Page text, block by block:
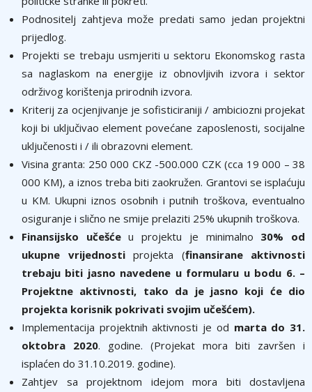
Podnositelj zahtjeva može predati samo jedan projektni
prijedlog.
Projekti se trebaju usmjeriti u sektoru Ekonomskog rasta
sa naglaskom na energije iz obnovljivih izvora i sektor
održivog korištenja prirodnih izvora.
Kriterij za ocjenjivanje je sofisticiraniji / ambiciozni projekat
koji bi uključivao element povećane zaposlenosti, socijalne
uključenosti i / ili obrazovni element.
Visina granta: 250 000 CKZ -500.000 CZK (cca 19 000 – 38
000 KM), a iznos treba biti zaokružen. Grantovi se isplaćuju
u KM. Ukupni iznos osobnih i putnih troškova, eventualno
osiguranje i slično ne smije prelaziti 25% ukupnih troškova.
Finansijsko učešćeu projektu je minimalno 30% od
ukupne vrijednostiprojekta (finansirane aktivnosti
trebaju biti jasno navedene u formularu u bodu 6. –
Projektne aktivnosti, tako da je jasno koji će dio
projekta korisnik pokrivati svojim učešćem).
Implementacija projektnih aktivnosti je od marta do 31.
oktobra 2020. godine. (Projekat mora biti završen i
isplaćen do 31.10.2019. godine).
Zahtjev sa projektnom idejom mora biti dostavljena